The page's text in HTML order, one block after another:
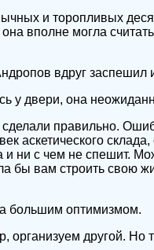
и торопливых
вполне могла
вдруг
у двери, она
правильно.
аскетического
и ни с чем не спешит.
бы вам строить свою
большим оптимизмом.
организуем другой. Но